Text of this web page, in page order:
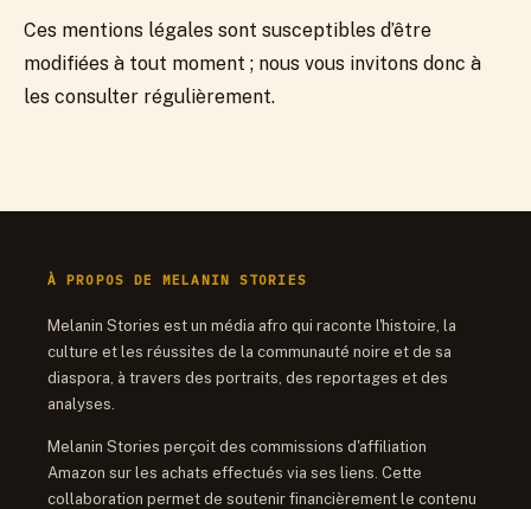
Ces mentions légales sont susceptibles d’être
modifiées à tout moment ; nous vous invitons donc à
les consulter régulièrement.
À PROPOS DE MELANIN STORIES
Melanin Stories est un média afro qui raconte l'histoire, la
culture et les réussites de la communauté noire et de sa
diaspora, à travers des portraits, des reportages et des
analyses.
Melanin Stories perçoit des commissions d'affiliation
Amazon sur les achats effectués via ses liens. Cette
collaboration permet de soutenir financièrement le contenu